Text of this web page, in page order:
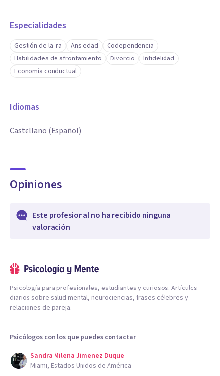
Especialidades
Gestión de la ira Ansiedad
Codependencia
Habilidades de afrontamiento
Divorcio
Infidelidad
Economía conductual
Idiomas
Castellano (Español)
Opiniones
Este profesional no ha recibido ninguna
valoración
Psicología para profesionales, estudiantes y curiosos. Artículos
diarios sobre salud mental, neurociencias, frases célebres y
relaciones de pareja.
Psicólogos con los que puedes contactar
Sandra Milena Jimenez Duque
Miami, Estados Unidos de América